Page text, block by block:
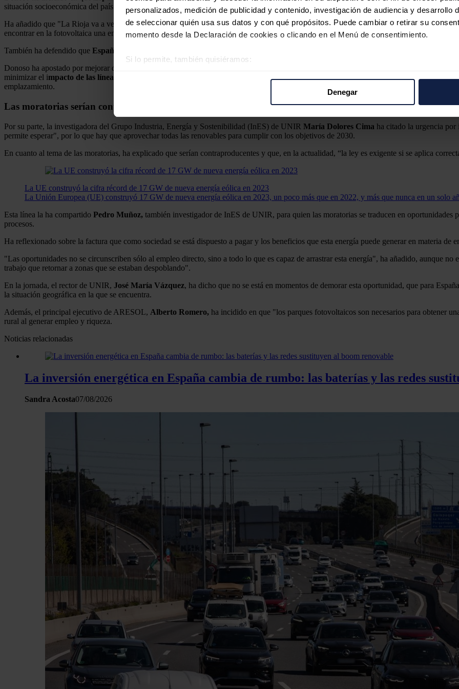
personalizados, medición de publicidad y contenido, investigación de audiencia y desarrollo
de seleccionar quién usa sus datos y con qué propósitos. Puede cambiar o retirar su
momento desde la Declaración de cookies o clicando en el Menú de consentimiento.
Si lo permite, también quisiéramos:
Las cookies de este sitio web se usan para personalizar el contenido y los anuncios,
y analizar el tráfico. Además, compartimos información sobre el uso que haga del sitio web
que hayan recopilado a partir del uso que haya hecho de sus servicios.
Denegar
situación socioeconómica del país".
Ha añadido que "La Rioja va a verse muy afectada en caso de no oponerse al cambio climático", por lo que ha urgido a "coger la bandera
encontrar en la fotovoltaica una energía aliada.
También ha defendido que España
Donoso ha apostado por mejorar de la receptividad social de esta energía por medio de experiencias de mediación y codiseño con las
minimizar el impacto de las líneas eléctrica
y guías de mejores prácticas para el desarrollo de plantas solares, para la elaboración de
emplazamiento.
Las moratorias serían contraproducentes
Por su parte, la investigadora del Grupo Industria, Energía y Sostenibilidad (InES) de UNIR María Dolores Cima ha citado la urgencia
permite esperar", por lo que hay que aprovechar todas las renovables para cumplir con los objetivos de 2030.
En cuanto al tema de las moratorias, ha explicado que serían contraproducentes y que, en la actualidad, “la ley es exigente si se aplica
La UE construyó la cifra récord de 17 GW de nueva energía eólica en 2023
La Unión Europea (UE) construyó 17 GW de nueva energía eólica en 2023, un poco más que en 2022, y más que nunca en un solo
Esta línea la ha compartido Pedro Muñoz, también investigador de InES de UNIR, para quien las moratorias se traducen en oportunidades
procesos.
Ha reflexionado sobre la factura que como sociedad se está dispuesto a pagar y los beneficios que esta energía puede generar en materia de
"Las oportunidades no se circunscriben sólo al empleo directo, sino a todo lo que es capaz de arrastrar esta energía", ha añadido, aunque no
trabajo que retornar a zonas que se estaban despoblando".
En la jornada, el rector de UNIR, José María Vázquez, ha dicho que no se está en momentos de demorar esta oportunidad, que para
la situación geográfica en la que se encuentra.
Además, el principal ejecutivo de ARESOL, Alberto Romero, ha incidido en que "los parques fotovoltaicos son necesarios para obtener
rural al generar empleo y riqueza.
Noticias relacionadas
La inversión energética en España cambia de rumbo: las baterías y las redes
Sandra Acosta07/08/2026